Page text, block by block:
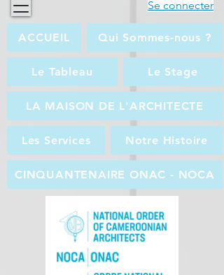
Se connecter
ACCUEIL Qui Sommes-nous ?
Le Tableau Le Stage
LA MAISON DE L'ARCHITECTE
Les Services Notre Histoire
CINQUANTENAIRE ONAC - NOCA